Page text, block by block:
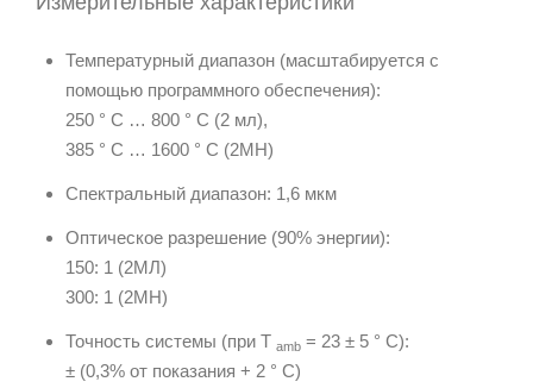
Температурный диапазон (масштабируется с
помощью программного обеспечения):
250 ° C … 800 ° C (2 мл),
385 ° C … 1600 ° C (2MH)
Спектральный диапазон: 1,6 мкм
Оптическое разрешение (90% энергии):
150: 1 (2МЛ)
300: 1 (2МН)
Точность системы (при T amb = 23 ± 5 ° C):
± (0,3% от показания + 2 ° C)